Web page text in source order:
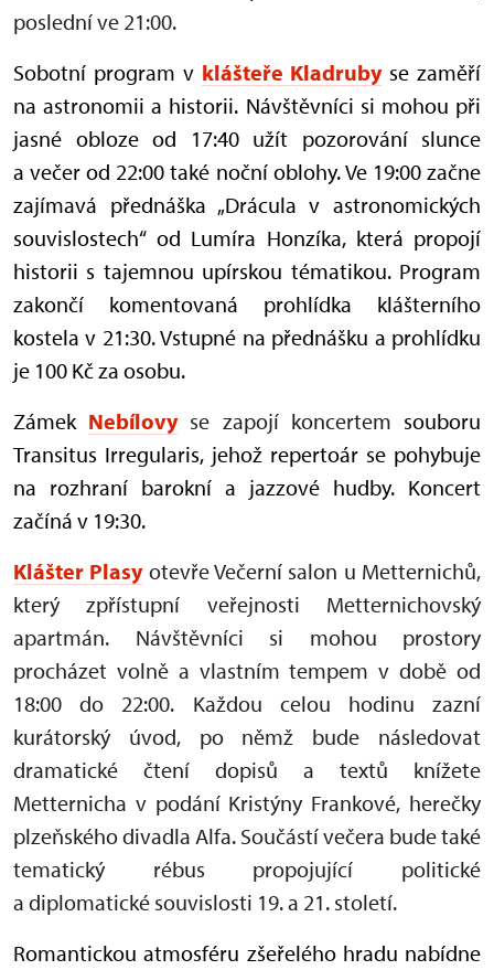
poslední ve 21:00.
Sobotní program v klášteře Kladrubyse zaměří
na astronomii a historii. Návštěvníci si mohou při
jasné obloze od 17:40 užít pozorování slunce
a večer od 22:00 také noční oblohy. Ve 19:00 začne
zajímavá přednáška „Drácula v astronomických
souvislostech“ od Lumíra Honzíka, která propojí
historii s tajemnou upírskou tématikou. Program
zakončí komentovaná prohlídka klášterního
kostela v 21:30. Vstupné na přednášku a prohlídku
je 100 Kč za osobu.
Zámek Nebílovy se zapojí koncertem souboru
Transitus Irregularis, jehož repertoár se pohybuje
na rozhraní barokní a jazzové hudby. Koncert
začíná v 19:30.
Klášter Plasyotevře Večerní salon u Metternichů,
který zpřístupní veřejnosti Metternichovský
apartmán. Návštěvníci si mohou prostory
procházet volně a vlastním tempem v době od
18:00 do 22:00. Každou celou hodinu zazní
kurátorský úvod, po němž bude následovat
dramatické čtení dopisů a textů knížete
Metternicha v podání Kristýny Frankové, herečky
plzeňského divadla Alfa. Součástí večera bude také
tematický rébus propojující politické
a diplomatické souvislosti 19. a 21. století.
Romantickou atmosféru zšeřelého hradu nabídne